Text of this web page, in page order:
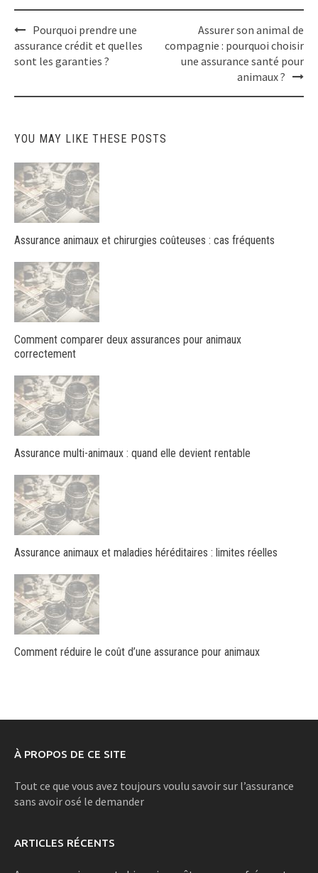
Post
navigation
Pourquoi prendre une
assurance crédit et quelles
sont les garanties ?
Assurer son animal de
compagnie : pourquoi choisir
une assurance santé pour
animaux ?
YOU MAY LIKE THESE POSTS
Assurance animaux et chirurgies coûteuses : cas fréquents
Comment comparer deux assurances pour animaux
correctement
Assurance multi-animaux : quand elle devient rentable
Assurance animaux et maladies héréditaires : limites réelles
Comment réduire le coût d’une assurance pour animaux
À PROPOS DE CE SITE
Tout ce que vous avez toujours voulu savoir sur l’assurance
sans avoir osé le demander
ARTICLES RÉCENTS